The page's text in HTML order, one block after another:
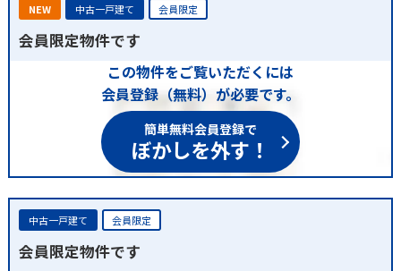
NEW 中古一戸建て 会員限定
会員限定物件です
この物件をご覧いただくには
会員登録（無料）が必要です。
簡単無料会員登録で
ぼかしを外す！
中古一戸建て 会員限定
会員限定物件です